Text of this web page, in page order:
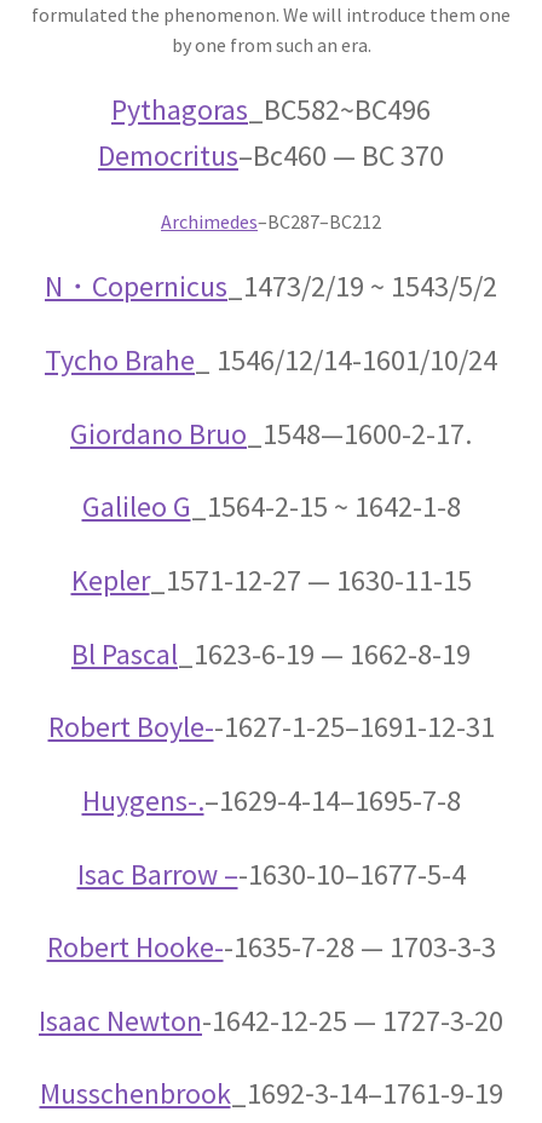
17世紀生まれの
物理学者のまとめ
20世紀生まれの
物理学者の纏め
起電力を法則化】
受勲について
【イギリスの叙勲・など】
【稀代の実験｜エーテルを想定した
干渉実験を実施】
formulated the phenomenon. We will introduce them one
by one from such an era.
Pythagoras _BC582~BC496
Democritus–Bc460 — BC 370
Archimedes–BC287–BC212
N・Copernicus _1473/2/19 ~ 1543/5/2
Tycho Brahe _ 1546/12/14-1601/10/24
Giordano Bruo _1548—1600-2-17.
Galileo G _1564-2-15 ~ 1642-1-8
Kepler_1571-12-27 — 1630-11-15
Bl Pascal _1623-6-19 — 1662-8-19
Robert Boyle--1627-1-25–1691-12-31
Huygens-.–1629-4-14–1695-7-8
Isac Barrow –-1630-10–1677-5-4
Robert Hooke--1635-7-28 — 1703-3-3
Isaac Newton-1642-12-25 — 1727-3-20
Musschenbrook_1692‐3-14–1761-9-19